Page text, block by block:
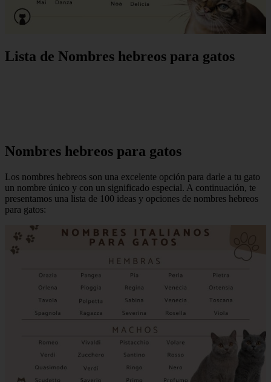
Lista de Nombres hebreos para gatos
Nombres hebreos para gatos
Los nombres hebreos son una excelente opción para darle a tu gato
un nombre único y con un significado especial. A continuación, te
presentamos una lista de 100 ideas y opciones de nombres hebreos
para gatos: